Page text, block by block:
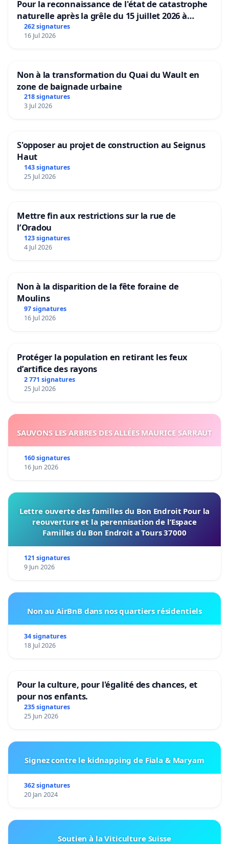
Pour la reconnaissance de l'état de catastrophe
naturelle après la grêle du 15 juillet 2026 à
Aubenas et ses alentours
262 signatures
16 Jul 2026
Non à la transformation du Quai du Wault en
zone de baignade urbaine
218 signatures
3 Jul 2026
S'opposer au projet de construction au Seignus
Haut
143 signatures
25 Jul 2026
Mettre fin aux restrictions sur la rue de
l’Oradou
123 signatures
4 Jul 2026
Non à la disparition de la fête foraine de
Moulins
97 signatures
16 Jul 2026
Protéger la population en retirant les feux
d’artifice des rayons
2 771 signatures
25 Jul 2026
SAUVONS LES ARBRES DES ALLÉES MAURICE SARRAUT
160 signatures
16 Jun 2026
Lettre ouverte des familles du Bon Endroit Pour la
reouverture et la perennisation de l’Espace
Familles du Bon Endroit a Tours 37000
121 signatures
9 Jun 2026
Non au AirBnB dans nos quartiers résidentiels
34 signatures
18 Jul 2026
Pour la culture, pour l'égalité des chances, et
pour nos enfants.
235 signatures
25 Jun 2026
Signez contre le kidnapping de Fiala & Maryam
362 signatures
20 Jan 2024
Soutien à la Viticulture Suisse